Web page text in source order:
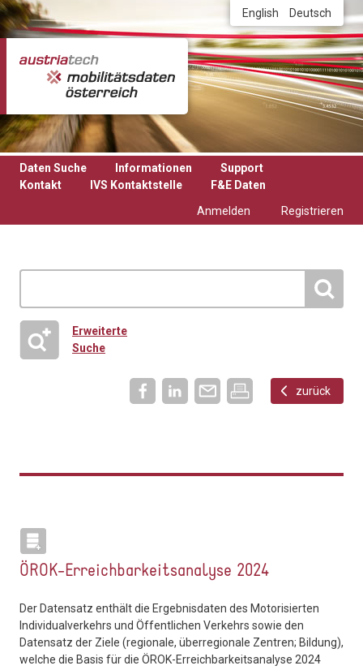
Direkt zum Inhalt English Deutsch
Daten Suche Informationen
Support
Kontakt
IVS Kontaktstelle
F&E Daten
Anmelden
Registrieren
Erweiterte
Suche
zurück
ÖROK-Erreichbarkeitsanalyse 2024
Der Datensatz enthält die Ergebnisdaten des Motorisierten
Individualverkehrs und Öffentlichen Verkehrs sowie den
Datensatz der Ziele (regionale, überregionale Zentren; Bildung),
welche die Basis für die ÖROK-Erreichbarkeitsanalyse 2024